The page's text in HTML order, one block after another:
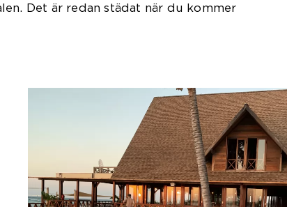
Det är redan städat när du kommer